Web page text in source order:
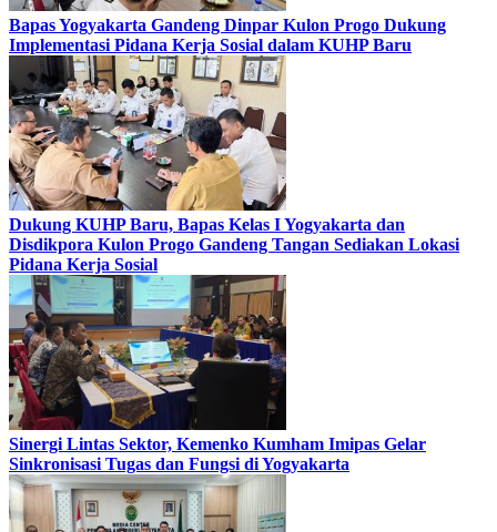
Bapas Yogyakarta Gandeng Dinpar Kulon Progo Dukung
Implementasi Pidana Kerja Sosial dalam KUHP Baru
Dukung KUHP Baru, Bapas Kelas I Yogyakarta dan
Disdikpora Kulon Progo Gandeng Tangan Sediakan Lokasi
Pidana Kerja Sosial
Sinergi Lintas Sektor, Kemenko Kumham Imipas Gelar
Sinkronisasi Tugas dan Fungsi di Yogyakarta